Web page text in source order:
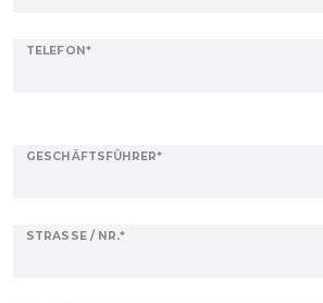
TELEFON*
GESCHÄFTSFÜHRER*
STRASSE / NR.*